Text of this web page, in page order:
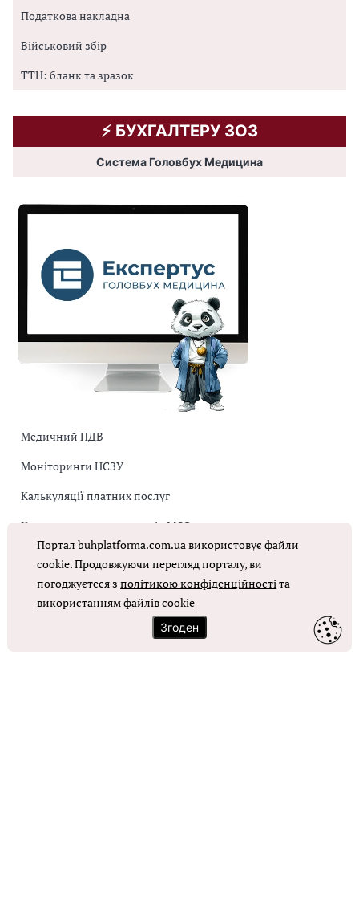
Податкова накладна
Військовий збір
ТТН: бланк та зразок
⚡️ БУХГАЛТЕРУ ЗОЗ
Система Головбух Медицина
Медичний ПДВ
Моніторинги НСЗУ
Калькуляції платних послуг
Коригувальна накладна від МОЗ
Оплата праці в КНП
ОТРИМАТИ ДОСТУП
Портал buhplatforma.com.ua використовує файли
cookie. Продовжуючи перегляд порталу, ви
погоджуєтеся зполітикою конфіденційностіта
використанням файлів cookie
Згоден